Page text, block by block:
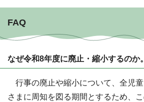
FAQ
なぜ令和8年度に廃止・縮小するのか。
行事の廃止や縮小について、全児
さまに周知を図る期間とするため、